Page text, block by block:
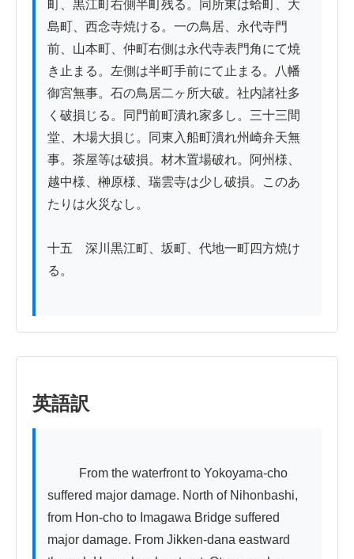
町、黒江町右側半町残る。同所東は蛤町、大
島町、西念寺焼ける。一の鳥居、永代寺門
前、山本町、仲町右側は永代寺表門角にて焼
き止まる。左側は半町手前にて止まる。八幡
御宮無事。石の鳥居二ヶ所大破。社内諸社多
く破損じる。同門前町潰れ家多し。三十三間
堂、木場大損じ。同東入船町潰れ州崎弁天無
事。茶屋等は破損。材木置場破れ。阿州様、
越中様、榊原様、瑞雲寺は少し破損。このあ
たりは火災なし。
十五　深川黒江町、坂町、代地一町四方焼け
る。
英語訳
suffered major damage. North of Nihonbashi,
from Hon-cho to Imagawa Bridge suffered
major damage. From Jikken-dana eastward